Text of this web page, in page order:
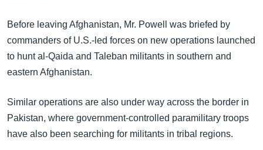
Before leaving Afghanistan, Mr. Powell was briefed by
commanders of U.S.-led forces on new operations launched
to hunt al-Qaida and Taleban militants in southern and
eastern Afghanistan.
Similar operations are also under way across the border in
Pakistan, where government-controlled paramilitary troops
have also been searching for militants in tribal regions.